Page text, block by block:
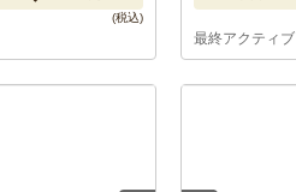
最終アクティ